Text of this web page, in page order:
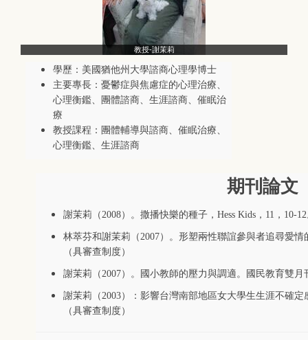
教授-謝茉莉
學歷：美國猶他州大學諮商心理學博士
主要專長：憂鬱症與焦慮症的心理治療、
心理衡鑑、團體諮商、生涯諮商、催眠治
療
教授課程：團體輔導與諮商、催眠治療、
心理衡鑑、生涯諮商
期刊論文
謝茉莉（2008）。撒播快樂的種子，Hess Kids，11，10-
林萃芬和謝茉莉（2007）。 形塑兩性聯誼參與者追尋愛情
（具審查制度）
謝茉莉（2007）。國小教師的壓力與調適。國民教育雙月
謝茉莉（2003）：影響台灣南部地區女大學生生涯不確
（具審查制度）